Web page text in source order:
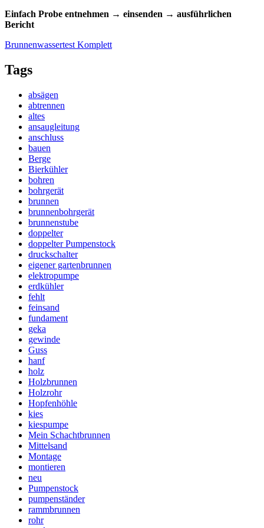
Einfach Probe entnehmen → einsenden → ausführlichen
Bericht
Brunnenwassertest Komplett
Tags
absägen
abtrennen
altes
ansaugleitung
anschluss
bauen
Berge
Bierkühler
bohren
bohrgerät
brunnen
brunnenbohrgerät
brunnenstube
doppelter
doppelter Pumpenstock
druckschalter
eigener gartenbrunnen
elektropumpe
erdkühler
fehlt
feinsand
fundament
geka
gewinde
Guss
hanf
holz
Holzbrunnen
Holzrohr
Hopfenhöhle
kies
kiespumpe
Mein Schachtbrunnen
Mittelsand
Montage
montieren
neu
Pumpenstock
pumpenständer
rammbrunnen
rohr